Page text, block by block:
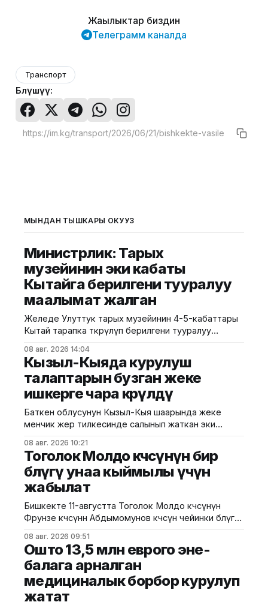
Жаңылыктар биздин
Телеграмм каналда
Транспорт
Бөлүшүү:
МЫНДАН ТЫШКАРЫ ОКУҢУЗ
Министрлик: Тарых
музейинин эки кабаты
Кытайга берилгени тууралуу
маалымат жалган
Желеде Улуттук тарых музейинин 4-5-кабаттары
Кытай тарапка өткөрүлүп берилгени тууралуу
Маданият, маалымат жана жаштар саясаты
министрлиги билдирди. Министрликтин
маалыматына караганда, музейдин эч бир бөлүгү
чет өлкөлүк мекемелерге менчикке, ижарага же
туруктуу пайдаланууга берилген эмес.
Белгилегендей, “Гармония сулуулукту жаратат:
Байыркы Кытай цивилизациясынын көркөм өнөр
08 авг. 2026 14:04
Кызыл-Кыяда курулуш
талаптарын бузган жеке
ишкерге чара көрүлдү
Баткен облусунун Кызыл-Кыя шаарында жеке
менчик жер тилкесинде салынып жаткан эки
бузуулар аныкталды. Бул тууралуу Курулуш,
архитектура жана турак жай-коммуналдык чарба
министрлигинин басма сөз кызматы билдирди.
Маалыматка ылайык, Кулатов көчөсүндө жайгашкан
жана долбоордук документтер таризделбестен
жүргүзүлгөн. Жер казууда
08 авг. 2026 10:21
Тоголок Молдо көчөсүнүн бир
бөлүгү унаа кыймылы үчүн
жабылат
Бишкекте 11-августта Тоголок Молдо көчөсүнүн
Фрунзе көчөсүнөн Абдымомунов көчөсүнө чейинки бөлүгү
мэриясынын билдиришкендей, аталган тилкеде
бул убакта курулуш иштери жүргүзүлөт. Ал эми
Фрунзе жана Панфилов көчөлөрүнүн кесилиши
кайрадан унаалар үчүн ачылат. Мэрия
айдоочуларды жол кыймылындагы убактылуу
өзгөрүүлөрдү эске алып, жол белгилеринин
08 авг. 2026 09:51
Ошто 13,5 млн еврого эне-
балага арналган
медициналык борбор курулуп
жатат